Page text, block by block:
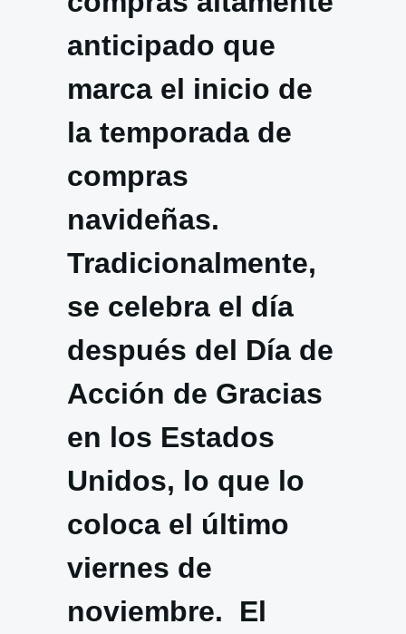
anticipado que
marca el inicio de
la temporada de
compras
navideñas.
Tradicionalmente,
se celebra el día
después del Día de
Acción de Gracias
en los Estados
Unidos, lo que lo
coloca el último
viernes de
noviembre. El